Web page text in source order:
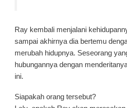
Ray kembali menjalani
sampai akhirnya dia bertemu
merubah hidupnya. Seseorang
hubungannya dengan
ini.
Siapakah orang tersebut?